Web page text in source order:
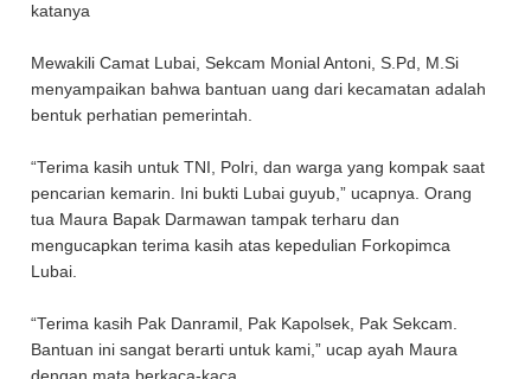
katanya
Mewakili Camat Lubai, Sekcam Monial Antoni, S.Pd, M.Si
menyampaikan bahwa bantuan uang dari kecamatan adalah
bentuk perhatian pemerintah.
“Terima kasih untuk TNI, Polri, dan warga yang kompak saat
pencarian kemarin. Ini bukti Lubai guyub,” ucapnya. Orang
tua Maura Bapak Darmawan tampak terharu dan
mengucapkan terima kasih atas kepedulian Forkopimca
Lubai.
“Terima kasih Pak Danramil, Pak Kapolsek, Pak Sekcam.
Bantuan ini sangat berarti untuk kami,” ucap ayah Maura